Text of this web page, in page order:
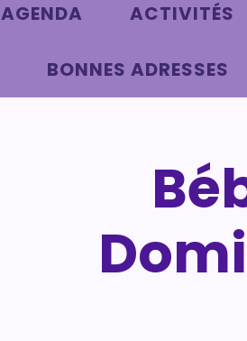
AGENDA ACTIVITÉS
BONNES ADRESSES